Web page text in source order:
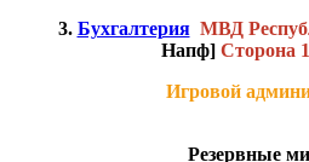
3. Бухгалтерия МВД
Напф] Сторона
Игровой
Резервные